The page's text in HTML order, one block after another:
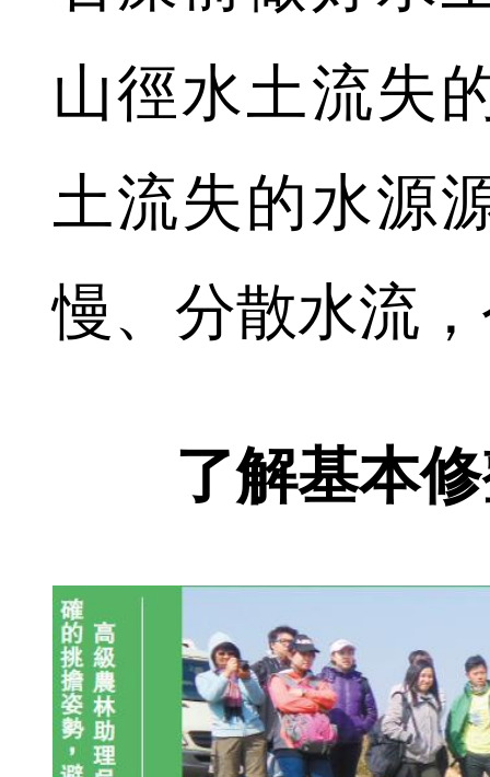
山徑水土流失
土流失的水源
慢、分散水流
了解基本修